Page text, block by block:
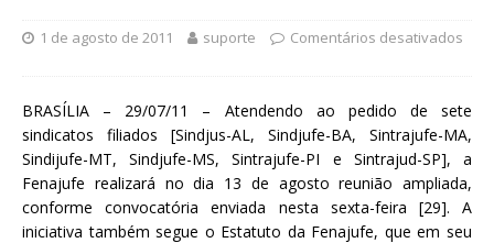
1 de agosto de 2011 suporte Comentários desativados
BRASÍLIA – 29/07/11 – Atendendo ao pedido de sete
sindicatos filiados [Sindjus-AL, Sindjufe-BA, Sintrajufe-MA,
Sindijufe-MT, Sindjufe-MS, Sintrajufe-PI e Sintrajud-SP], a
Fenajufe realizará no dia 13 de agosto reunião ampliada,
conforme convocatória enviada nesta sexta-feira [29]. A
iniciativa também segue o Estatuto da Fenajufe, que em seu